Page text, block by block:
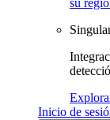
su
Inicio de